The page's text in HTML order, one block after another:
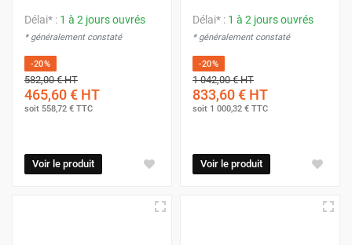
Délai* : 1 à 2 jours ouvrés
* généralement constaté
-20%
582,00 €HT
465,60 € HT
soit 558,72 € TTC
Voir le produit
Délai* : 1 à 2 jours ouvrés
* généralement constaté
-20%
1 042,00 €HT
833,60 € HT
soit 1 000,32 € TTC
Voir le produit